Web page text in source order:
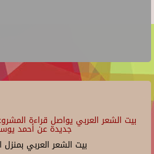
بيت الشعر العربي يواصل قراءة
جديدة عن أحمد
بيت الشعر العربي